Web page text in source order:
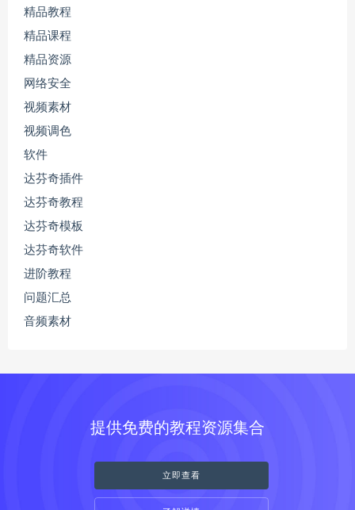
精品教程
精品课程
精品资源
网络安全
视频素材
视频调色
软件
达芬奇插件
达芬奇教程
达芬奇模板
达芬奇软件
进阶教程
问题汇总
音频素材
提供免费的教程资源集合
立即查看